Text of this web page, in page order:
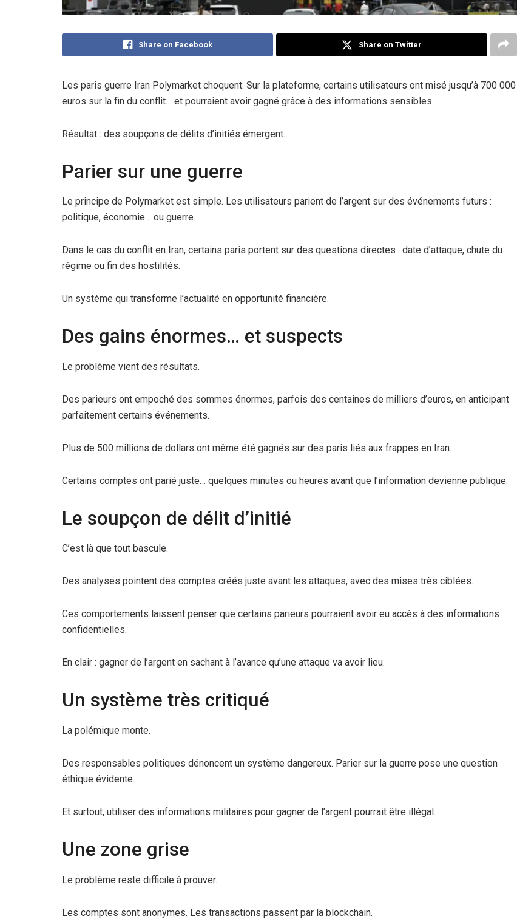
Share on Facebook Share on Twitter
Les paris guerre Iran Polymarket choquent. Sur la plateforme, certains utilisateurs ont misé jusqu’à 700 000
euros sur la fin du conflit… et pourraient avoir gagné grâce à des informations sensibles.
Résultat : des soupçons de délits d’initiés émergent.
Parier sur une guerre
Le principe de Polymarket est simple. Les utilisateurs parient de l’argent sur des événements futurs :
politique, économie… ou guerre.
Dans le cas du conflit en Iran, certains paris portent sur des questions directes : date d’attaque, chute du
régime ou fin des hostilités.
Un système qui transforme l’actualité en opportunité financière.
Des gains énormes… et suspects
Le problème vient des résultats.
Des parieurs ont empoché des sommes énormes, parfois des centaines de milliers d’euros, en anticipant
parfaitement certains événements.
Plus de 500 millions de dollars ont même été gagnés sur des paris liés aux frappes en Iran.
Certains comptes ont parié juste… quelques minutes ou heures avant que l’information devienne publique.
Le soupçon de délit d’initié
C’est là que tout bascule.
Des analyses pointent des comptes créés juste avant les attaques, avec des mises très ciblées.
Ces comportements laissent penser que certains parieurs pourraient avoir eu accès à des informations
confidentielles.
En clair : gagner de l’argent en sachant à l’avance qu’une attaque va avoir lieu.
Un système très critiqué
La polémique monte.
Des responsables politiques dénoncent un système dangereux. Parier sur la guerre pose une question
éthique évidente.
Et surtout, utiliser des informations militaires pour gagner de l’argent pourrait être illégal.
Une zone grise
Le problème reste difficile à prouver.
Les comptes sont anonymes. Les transactions passent par la blockchain.